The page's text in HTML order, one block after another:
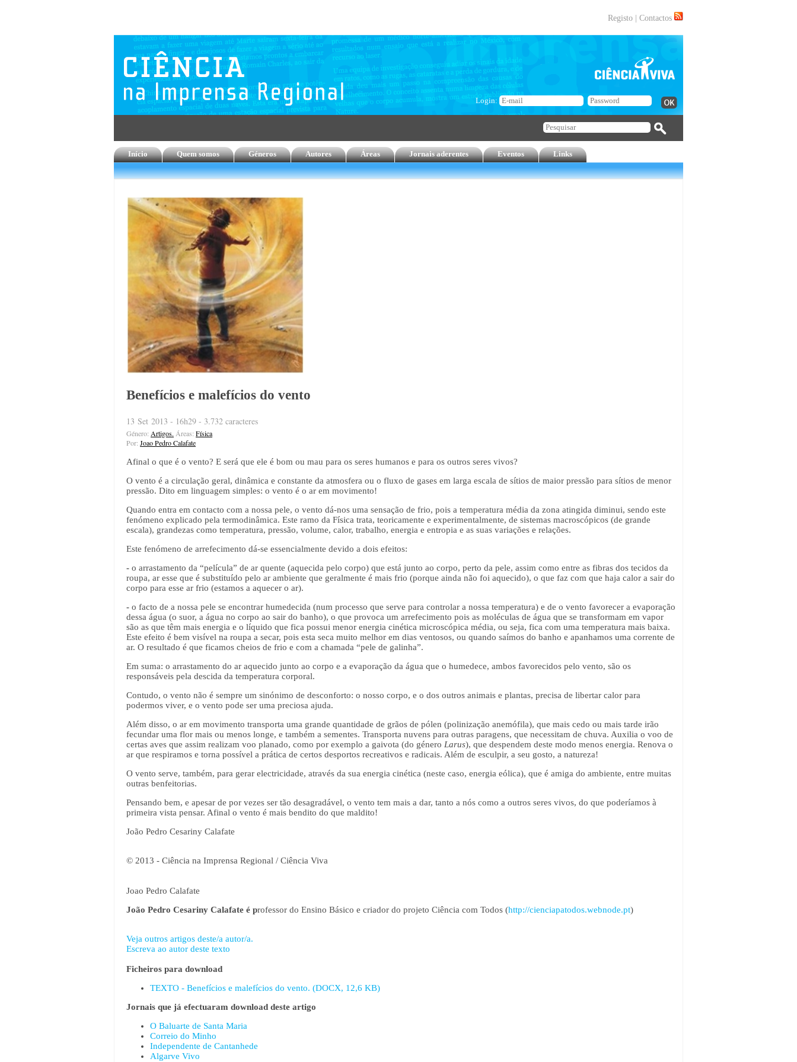
Registo Contactos
Login:
Início Quem somos Géneros Autores Áreas Jornais aderentes Eventos Links
Benefícios e malefícios do vento
13 Set 2013 - 16h29 - 3.732 caracteres
Género: Artigos. Áreas: Física
Por: Joao Pedro Calafate
Afinal o que é o vento? E será que ele é bom ou mau para os seres humanos e para os outros seres vivos?
O vento é a circulação geral, dinâmica e constante da atmosfera ou o fluxo de gases em larga escala de sítios de maior pressão para sítios de menor
pressão. Dito em linguagem simples: o vento é o ar em movimento!
Quando entra em contacto com a nossa pele, o vento dá-nos uma sensação de frio, pois a temperatura média da zona atingida diminui, sendo este
fenómeno explicado pela termodinâmica. Este ramo da Física trata, teoricamente e experimentalmente, de sistemas macroscópicos (de grande
escala), grandezas como temperatura, pressão, volume, calor, trabalho, energia e entropia e as suas variações e relações.
Este fenómeno de arrefecimento dá-se essencialmente devido a dois efeitos:
- o arrastamento da “película” de ar quente (aquecida pelo corpo) que está junto ao corpo, perto da pele, assim como entre as fibras dos tecidos da
roupa, ar esse que é substituído pelo ar ambiente que geralmente é mais frio (porque ainda não foi aquecido), o que faz com que haja calor a sair do
corpo para esse ar frio (estamos a aquecer o ar).
- o facto de a nossa pele se encontrar humedecida (num processo que serve para controlar a nossa temperatura) e de o vento favorecer a evaporação
dessa água (o suor, a água no corpo ao sair do banho), o que provoca um arrefecimento pois as moléculas de água que se transformam em vapor
são as que têm mais energia e o líquido que fica possui menor energia cinética microscópica média, ou seja, fica com uma temperatura mais baixa.
Este efeito é bem visível na roupa a secar, pois esta seca muito melhor em dias ventosos, ou quando saímos do banho e apanhamos uma corrente de
ar. O resultado é que ficamos cheios de frio e com a chamada “pele de galinha”.
Em suma: o arrastamento do ar aquecido junto ao corpo e a evaporação da água que o humedece, ambos favorecidos pelo vento, são os
responsáveis pela descida da temperatura corporal.
Contudo, o vento não é sempre um sinónimo de desconforto: o nosso corpo, e o dos outros animais e plantas, precisa de libertar calor para
podermos viver, e o vento pode ser uma preciosa ajuda.
Além disso, o ar em movimento transporta uma grande quantidade de grãos de pólen (polinização anemófila), que mais cedo ou mais tarde irão
fecundar uma flor mais ou menos longe, e também a sementes. Transporta nuvens para outras paragens, que necessitam de chuva. Auxilia o voo de
certas aves que assim realizam voo planado, como por exemplo a gaivota (do género Larus), que despendem deste modo menos energia. Renova o
ar que respiramos e torna possível a prática de certos desportos recreativos e radicais. Além de esculpir, a seu gosto, a natureza!
O vento serve, também, para gerar electricidade, através da sua energia cinética (neste caso, energia eólica), que é amiga do ambiente, entre muitas
outras benfeitorias.
Pensando bem, e apesar de por vezes ser tão desagradável, o vento tem mais a dar, tanto a nós como a outros seres vivos, do que poderíamos à
primeira vista pensar. Afinal o vento é mais bendito do que maldito!
João Pedro Cesariny Calafate
© 2013 - Ciência na Imprensa Regional / Ciência Viva
Joao Pedro Calafate
João Pedro Cesariny Calafate é professor do Ensino Básico e criador do projeto Ciência com Todos (http://cienciapatodos.webnode.pt)
Veja outros artigos deste/a autor/a.
Escreva ao autor deste texto
Ficheiros para download
TEXTO - Benefícios e malefícios do vento. (DOCX, 12,6 KB)
Jornais que já efectuaram download deste artigo
O Baluarte de Santa Maria
Correio do Minho
Independente de Cantanhede
Algarve Vivo